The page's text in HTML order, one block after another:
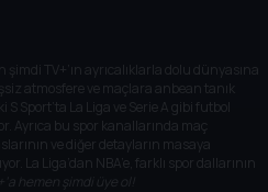
şimdi TV+’ın ayrıcalıklarla dolu dünyasına
atmosfere ve maçlara anbean tanık
S Sport’ta La Liga ve Serie A gibi futbol
Ayrıca bu spor kanallarında maç
ve diğer detayların masaya
La Liga’dan NBA’e, farklı spor dallarının
hemen şimdi üye ol!